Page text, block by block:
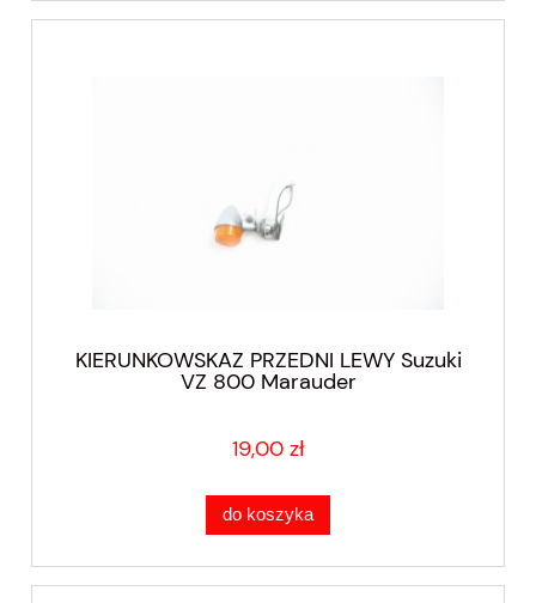
KIERUNKOWSKAZ PRZEDNI LEWY Suzuki
VZ 800 Marauder
19,00 zł
do koszyka